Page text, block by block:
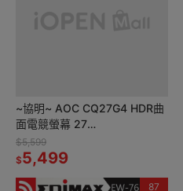
~協明~ AOC CQ27G4 HDR曲
面電競螢幕 27
型/2K/180Hz/0.5ms/VA
$5,599
$5,499
87